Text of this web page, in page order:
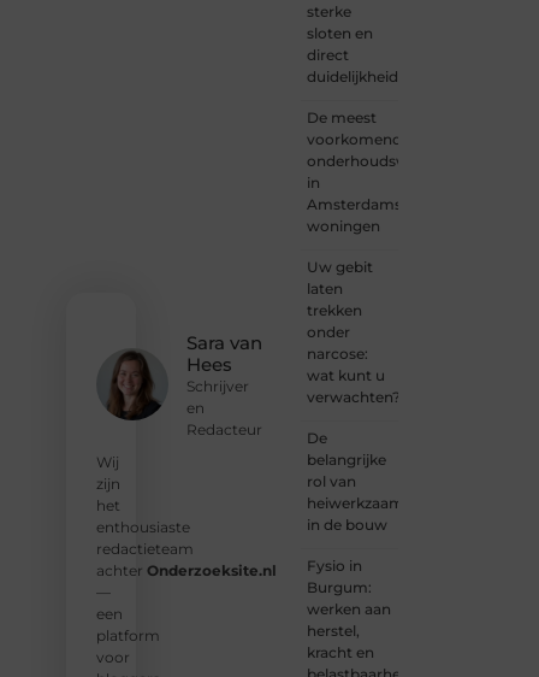
Sara van
Hees
Schrijver
en
Redacteur
Wij
zijn
het
enthousiaste
redactieteam
achter Onderzoeksite.nl
—
een
platform
voor
sterke
sloten en
direct
duidelijkheid
De meest
voorkomende
onderhoudswerkzaamheden
in
Amsterdamse
woningen
Uw gebit
laten
trekken
onder
narcose:
wat kunt u
verwachten?
De
belangrijke
rol van
heiwerkzaamheden
in de bouw
Fysio in
Burgum:
werken aan
herstel,
kracht en